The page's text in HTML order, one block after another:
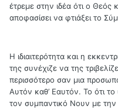
έτρεμε στην ιδέα ότι ο Θεός
αποφασίσει να φτιάξει το
Η ιδιαιτερότητα και η
της συνέχιζε να της
περισσότερο σαν μια
Αυτόν καθ’ Εαυτόν. Το ότι
τον συμπαντικό Νουν με